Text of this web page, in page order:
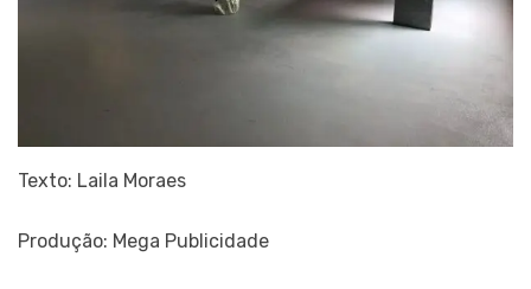
Texto: Laila Moraes
Produção: Mega Publicidade